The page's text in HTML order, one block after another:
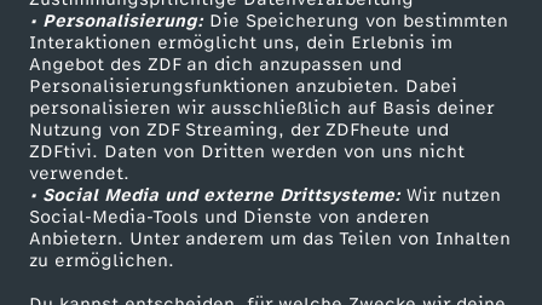
• Personalisierung:Die Speicherung von bestimmten
Interaktionen ermöglicht uns, dein Erlebnis im
Angebot des ZDF an dich anzupassen und
Personalisierungsfunktionen anzubieten. Dabei
personalisieren wir ausschließlich auf Basis deiner
Nutzung von ZDF Streaming, der ZDFheute und
ZDFtivi. Daten von Dritten werden von uns nicht
verwendet.
• Social Media und externe Drittsysteme:Wir nutzen
Social-Media-Tools und Dienste von anderen
Anbietern. Unter anderem um das Teilen von Inhalten
zu ermöglichen.
l
f
e
:
"
Sendungen A-Z
TV-Programm
Hilfe
ZDF Unternehmen
Karriere